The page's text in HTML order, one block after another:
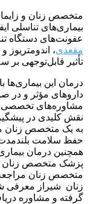
متخصص زنان و
بیماری‌های تناسلی
عفونت‌های دستگاه
مقعدی،
تأثیر قابل‌توجهی بر
درمان این
داروهای مؤثر و در
مشاوره‌های تخصصی،
نقش کلیدی در
به یک متخصص زنان
حفظ سلامت
همچنین درمان
پزشک متخصص زنان
متخصص زنان مراجعه
زنان شیراز معرفی
گرفته و مشاوره